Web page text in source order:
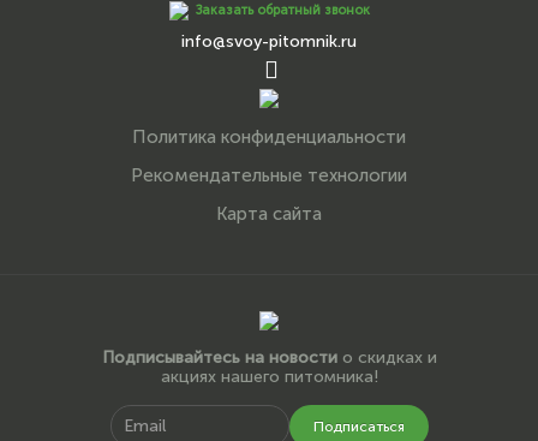
Заказать обратный звонок
info@svoy-pitomnik.ru
Политика конфиденциальности
Рекомендательные технологии
Карта сайта
Подписывайтесь на новостио скидках и
акциях нашего питомника!
Подписаться